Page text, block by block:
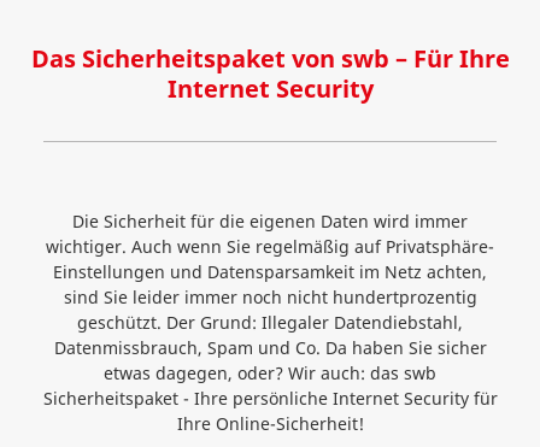
Das Sicherheitspaket von swb – Für Ihre
Internet Security
Die Sicherheit für die eigenen Daten wird immer
wichtiger. Auch wenn Sie regelmäßig auf Privatsphäre-
Einstellungen und Datensparsamkeit im Netz achten,
sind Sie leider immer noch nicht hundertprozentig
geschützt. Der Grund: Illegaler Datendiebstahl,
Datenmissbrauch, Spam und Co. Da haben Sie sicher
etwas dagegen, oder? Wir auch: das swb
Sicherheitspaket - Ihre persönliche Internet Security für
Ihre Online-Sicherheit!